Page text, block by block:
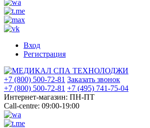
Вход
Регистрация
+7 (800) 500-72-81 Заказать звонок
+7 (800) 500-72-81 +7 (495) 741-75-04
Интернет-магазин: ПН-ПТ
Call-centre: 09:00-19:00